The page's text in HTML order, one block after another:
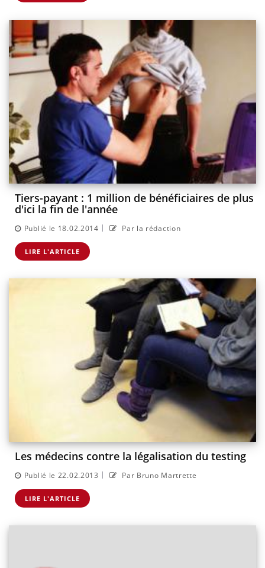
Tiers-payant : 1 million de bénéficiaires de plus
d'ici la fin de l'année
Publié le 18.02.2014 | Par la rédaction
LIRE L'ARTICLE
Les médecins contre la légalisation du testing
Publié le 22.02.2013 | Par Bruno Martrette
LIRE L'ARTICLE